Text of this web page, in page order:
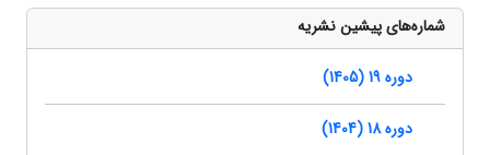
شماره‌های پیشین نشریه
دوره 19 (1405)
دوره 18 (1404)